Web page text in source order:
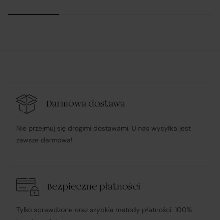
Darmowa dostawa
Nie przejmuj się drogimi dostawami. U nas wysyłka jest
zawsze darmowa!
Bezpieczne płatności
Tylko sprawdzone oraz szybkie metody płatności. 100%
działa w imieniu i na rzecz Klienta (na podstawie
udzielonego pełnomocnictwa), składając zamówienie
u Sprzedawcy i dokonując płatności za towar;